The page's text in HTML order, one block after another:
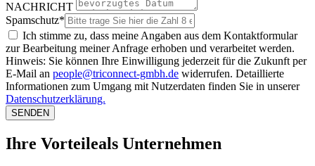
NACHRICHT
Spamschutz*
Ich stimme zu, dass meine Angaben aus dem Kontaktformular
zur Bearbeitung meiner Anfrage erhoben und verarbeitet werden.
Hinweis: Sie können Ihre Einwilligung jederzeit für die Zukunft per
E-Mail an people@triconnect-gmbh.de widerrufen. Detaillierte
Informationen zum Umgang mit Nutzerdaten finden Sie in unserer
Datenschutzerklärung.
SENDEN
Ihre Vorteileals Unternehmen